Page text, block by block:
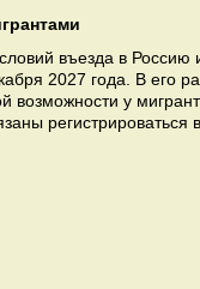
въезда в Россию
2027 года. В его
возможности у